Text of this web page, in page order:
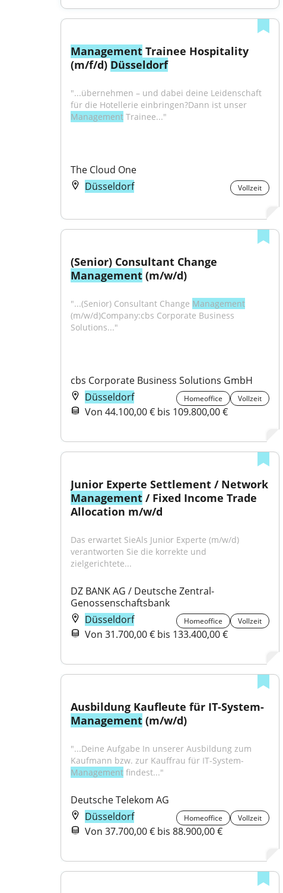
Management Trainee Hospitality
(m/f/d) Düsseldorf
"...übernehmen – und dabei deine Leidenschaft
Management Trainee..."
The Cloud One
Düsseldorf
Vollzeit
Management (m/w/d)
"...(Senior) Consultant Change Management
(m/w/d)Company:cbs Corporate Business
Solutions..."
cbs Corporate Business Solutions GmbH
Düsseldorf
Homeoffice Vollzeit
Von 44.100,00 € bis 109.800,00 €
Management / Fixed Income Trade
Allocation m/w/d
Das erwartet SieAls Junior Experte (m/w/d)
verantworten Sie die korrekte und
zielgerichtete...
DZ BANK AG / Deutsche Zentral-
Genossenschaftsbank
Düsseldorf
Homeoffice Vollzeit
Von 31.700,00 € bis 133.400,00 €
Ausbildung Kaufleute für IT-System-
Management (m/w/d)
"...Deine Aufgabe In unserer Ausbildung zum
Kaufmann bzw. zur Kauffrau für IT-System-
Management findest..."
Deutsche Telekom AG
Düsseldorf
Homeoffice Vollzeit
Von 37.700,00 € bis 88.900,00 €